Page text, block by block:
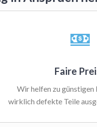
Faire
Wir helfen zu günstigen
wirklich defekte Teile